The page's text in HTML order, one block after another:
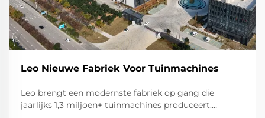
Leo Nieuwe Fabriek Voor Tuinmachines
Leo brengt een modernste fabriek op gang die
jaarlijks 1,3 miljoen+ tuinmachines produceert.